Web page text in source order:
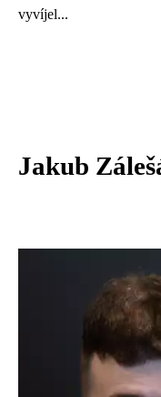
vyvíjel...
Jakub